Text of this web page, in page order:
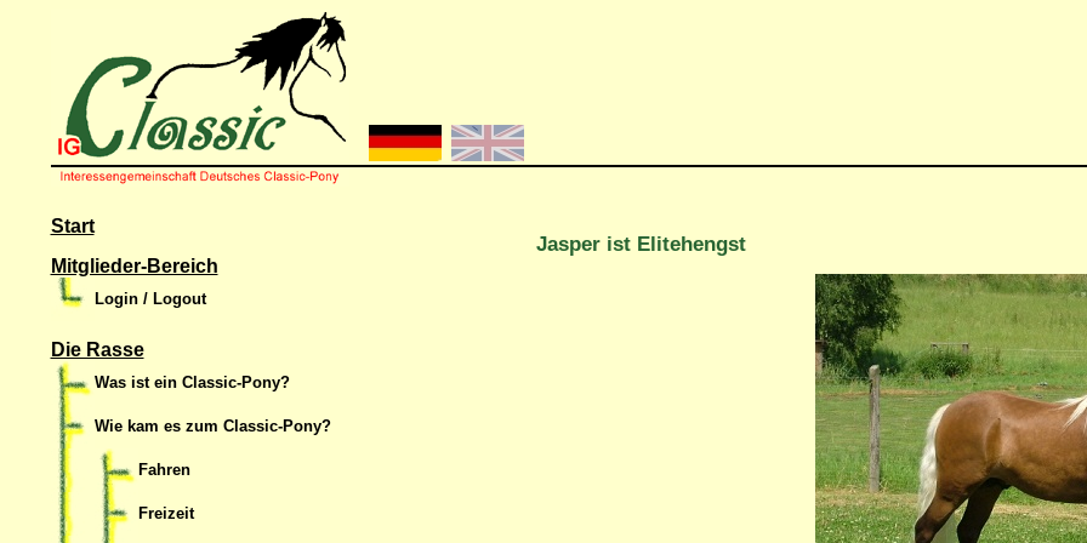
Start
Mitglieder-Bereich
Login / Logout
Die Rasse
Was ist ein Classic-Pony?
Wie kam es zum Classic-Pony?
Fahren
Freizeit
Jasper ist Elitehengst